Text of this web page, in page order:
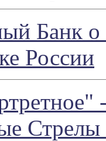
Банк о
России